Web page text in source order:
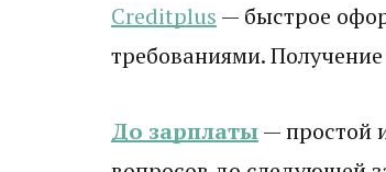
Creditplus — быстрое
требованиями.
До зарплаты— простой